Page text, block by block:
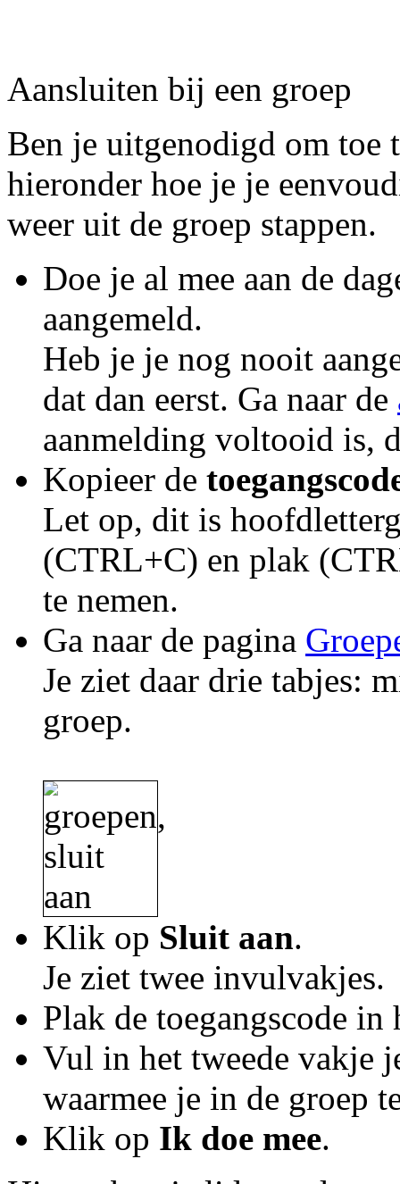
Aansluiten bij een groep
Ben je uitgenodigd om toe
hieronder hoe je je
weer uit de groep stappen.
Doe je al mee aan de
aangemeld.
Heb je je nog nooit
dat dan eerst. Ga naar de
aanmelding voltooid is,
Kopieer de
Let op, dit is
(CTRL+C) en plak
te nemen.
Ga naar de pagina
Je ziet daar drie tabjes:
groep.
Klik op Sluit aan.
Je ziet twee invulvakjes.
Plak de toegangscode in
Vul in het tweede vakje
waarmee je in de groep
Klik op Ik doe mee.